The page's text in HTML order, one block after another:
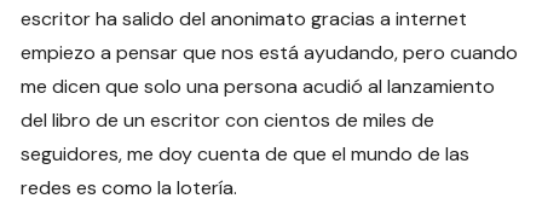
escritor ha salido del anonimato gracias a internet
empiezo a pensar que nos está ayudando, pero cuando
me dicen que solo una persona acudió al lanzamiento
del libro de un escritor con cientos de miles de
seguidores, me doy cuenta de que el mundo de las
redes es como la lotería.